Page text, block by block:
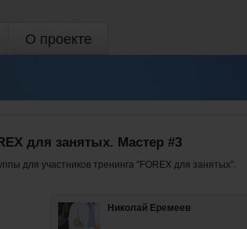
О проекте
для занятых. Мастер #3
для участников тренинга "FOREX для занятых".
Николай Еремеев